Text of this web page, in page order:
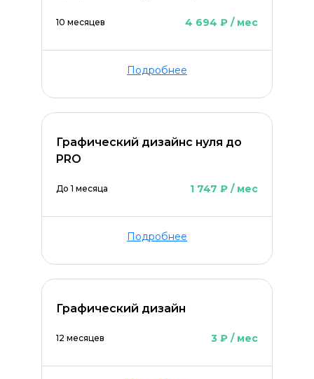
10 месяцев 4 694 ₽ / мес
Подробнее
Графический дизайнс нуля до
PRO
До 1 месяца 1 747 ₽ / мес
Подробнее
Графический дизайн
12 месяцев 3 ₽ / мес